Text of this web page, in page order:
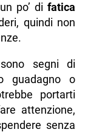
po’ difatica
quindi non
segni di
guadagno o
portarti
attenzione,
senza